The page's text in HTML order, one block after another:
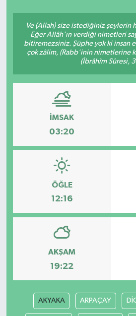
Ve (Allah) size istediğiniz şeylerin
Eğer Allâh'ın verdiği nimetleri
bitiremezsiniz. Şüphe yok ki insan
çok zâlim, (Rabb'inin nimetlerine
(İbrâhîm Sûresi,
İMSAK
03:20
ÖĞLE
12:16
AKŞAM
19:22
AKYAKA ARPAÇAY